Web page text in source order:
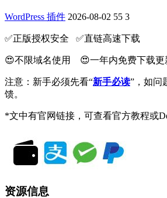
WordPress 插件 2026-08-02 55 3
✅️正版授权安全 ✅️直链高速下载
😍不限域名使用 😍一年内免费下载更
注意：新手必须先看“新手必读”，如问
馈。
*文中有官网链接，可查看官方教程或
资源信息